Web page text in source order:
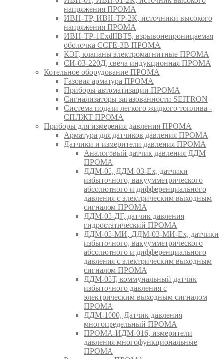
напряжения ПРОМА
ИВН-ТР, ИВН-ТР-2К, источники высокого
напряжения ПРОМА
ИВН-ТР-1ExdIIBT5, взрывонепроницаемая
оболочка CCFE-3B ПРОМА
КЭГ, клапаны электромагнитные ПРОМА
СИ-03-220Д, свеча индукционная ПРОМА
Котельное оборудование ПРОМА
Газовая арматура ПРОМА
Приборы автоматизации ПРОМА
Сигнализаторы загазованности SEITRON
Система подачи легкого жидкого топлива -
СПЛЖТ ПРОМА
Приборы для измерения давления ПРОМА
Арматура для датчиков давления ПРОМА
Датчики и измерители давления ПРОМА
Аналоговый датчик давления ДДМ
ПРОМА
ДДМ-03, ДДМ-03-Ех, датчики
избыточного, вакуумметрического
абсолютного и дифференциального
давления с электрическим выходным
сигналом ПРОМА
ДДМ-03-ДГ, датчик давления
гидростатический ПРОМА
ДДМ-03-МИ, ДДМ-03-МИ-Ех, датчики
избыточного, вакуумметрического
абсолютного и дифференциального
давления с электрическим выходным
сигналом ПРОМА
ДДМ-03Т, коммунальный датчик
избыточного давления с
электрическим выходным сигналом
ПРОМА
ДДМ-1000, Датчик давления
многопредельный ПРОМА
ПРОМА-ИДМ-016, измерители
давления многофункциональные
ПРОМА